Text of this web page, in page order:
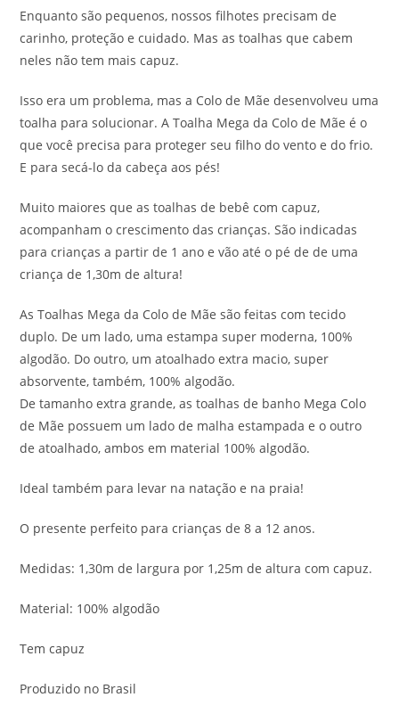
Enquanto são pequenos, nossos filhotes precisam de
carinho, proteção e cuidado. Mas as toalhas que cabem
neles não tem mais capuz.
Isso era um problema, mas a Colo de Mãe desenvolveu uma
toalha para solucionar. A Toalha Mega da Colo de Mãe é o
que você precisa para proteger seu filho do vento e do frio.
E para secá-lo da cabeça aos pés!
Muito maiores que as toalhas de bebê com capuz,
acompanham o crescimento das crianças. São indicadas
para crianças a partir de 1 ano e vão até o pé de de uma
criança de 1,30m de altura!
As Toalhas Mega da Colo de Mãe são feitas com tecido
duplo. De um lado, uma estampa super moderna, 100%
algodão. Do outro, um atoalhado extra macio, super
absorvente, também, 100% algodão.
De tamanho extra grande, as toalhas de banho Mega Colo
de Mãe possuem um lado de malha estampada e o outro
de atoalhado, ambos em material 100% algodão.
Ideal também para levar na natação e na praia!
O presente perfeito para crianças de 8 a 12 anos.
Medidas: 1,30m de largura por 1,25m de altura com capuz.
Material: 100% algodão
Tem capuz
Produzido no Brasil